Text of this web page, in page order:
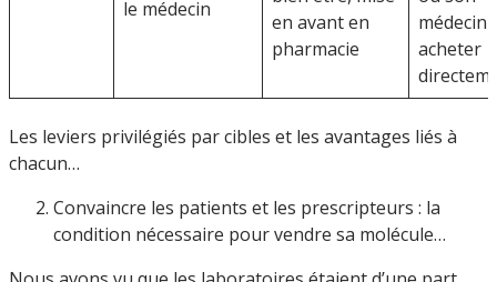
le médecin
en avant en
pharmacie
médecin
acheter
Les leviers privilégiés par cibles et les avantages liés à
chacun…
Convaincre les patients et les prescripteurs : la
condition nécessaire pour vendre sa molécule…